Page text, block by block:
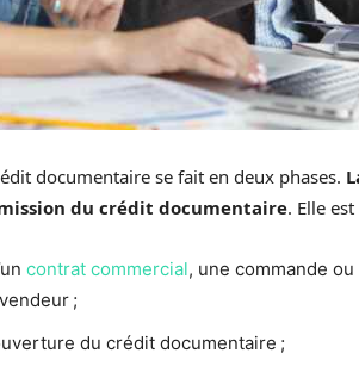
documentaire se fait en deux phases.
du crédit documentaire. Elle
contrat commercial, une commande
;
du crédit documentaire ;